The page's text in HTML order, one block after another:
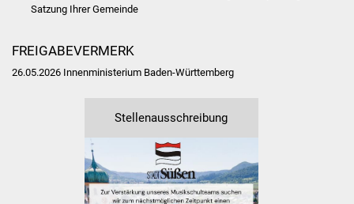
Kindergärten
Kolping-Musikschule
Satzung Ihrer Gemeinde
FREIGABEVERMERK
26.05.2026 Innenministerium Baden-Württemberg
Stellenausschreibung